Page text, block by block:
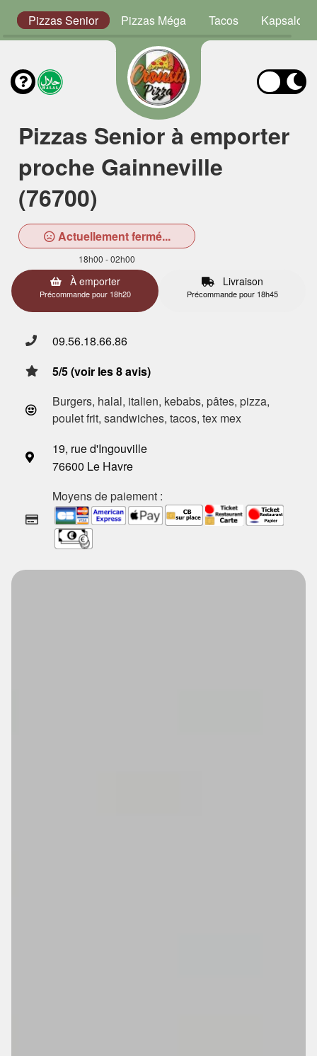
Pizzas Senior Pizzas Méga Tacos Kapsalon
Pizzas Senior à emporter
proche Gainneville
(76700)
Actuellement fermé...
18h00 - 02h00
À emporter
Précommande pour 18h20
Livraison
Précommande pour 18h45
09.56.18.66.86
5/5 (voir les 8 avis)
Burgers, halal, italien, kebabs, pâtes, pizza,
poulet frit, sandwiches, tacos, tex mex
19, rue d'Ingouville
76600 Le Havre
Moyens de paiement :